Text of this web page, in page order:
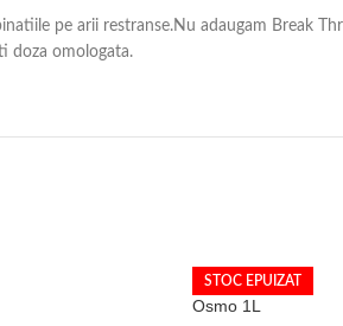
pe arii restranse.Nu adaugam Break
doza omologata.
STOC EPUIZAT
Osmo 1L